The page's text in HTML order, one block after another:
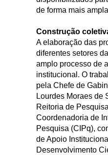
de forma mais
Construção
A elaboração das
diferentes setores
amplo processo de
institucional. O
pela Chefe de
Lourdes Moraes de
Reitoria de
Coordenadoria de
Pesquisa (CIPq),
de Apoio
Desenvolvimento